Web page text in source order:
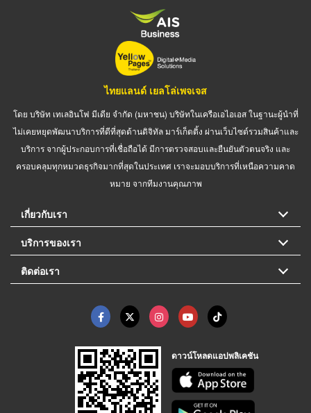
ไทยแลนด์ เยลโล่เพจเจส
โดย บริษัท เทเลอินโฟ มีเดีย จำกัด (มหาชน) บริษัทในเครือเอไอเอส ในฐานะผู้นำที่
ไม่เคยหยุดพัฒนาบริการที่ดีที่สุดด้านดิจิทัล มาร์เก็ตติ้ง ผ่านเว็บไซต์รวมสินค้าและ
บริการ จากผู้ประกอบการที่เชื่อถือได้ มีการตรวจสอบและยืนยันตัวตนจริง และ
ครอบคลุมทุกหมวดธุรกิจมากที่สุดในประเทศ เราจะมอบบริการที่เหนือความคาด
หมาย จากทีมงานคุณภาพ
เกี่ยวกับเรา
บริการของเรา
ติดต่อเรา
ดาวน์โหลดแอปพลิเคชัน